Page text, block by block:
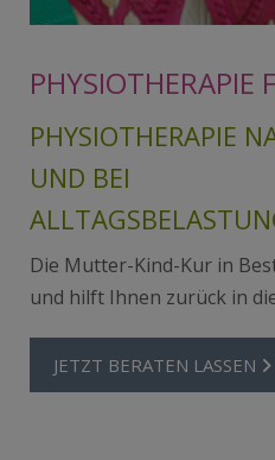
PHYSIOTHERAPIE
PHYSIOTHERAPIE
UND BEI
Die Mutter-Kind-Kur in
und hilft Ihnen zurück in
JETZT BERATEN LASSEN